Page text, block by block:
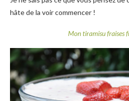
hâte de la voir commencer !
Mon tiramisu fraises